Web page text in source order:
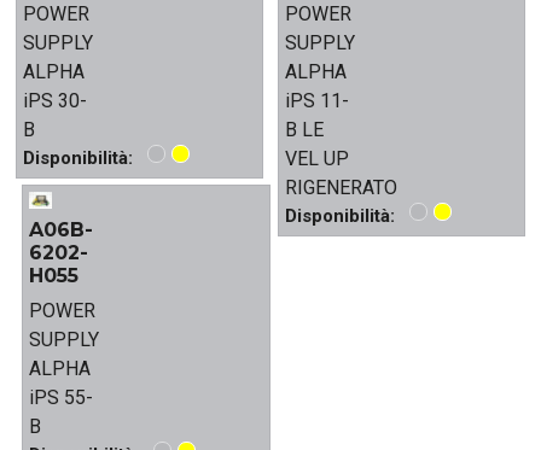
POWER
SUPPLY
ALPHA
iPS 11-
B LE
VEL UP
RIGENERATO
Disponibilità:
POWER
SUPPLY
ALPHA
iPS 30-
B
Disponibilità:
A06B-
6202-
H055
POWER
SUPPLY
ALPHA
iPS 55-
B